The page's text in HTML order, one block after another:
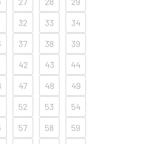
32 33
34
37 38
39
42 43
44
47 48
49
52 53
54
57 58
59